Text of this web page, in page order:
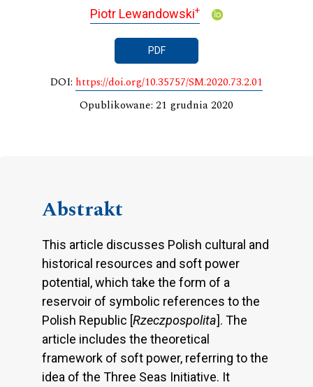
Piotr Lewandowski+
PDF
DOI: https://doi.org/10.35757/SM.2020.73.2.01
Opublikowane: 21 grudnia 2020
Abstrakt
This article discusses Polish cultural and
historical resources and soft power
potential, which take the form of a
reservoir of symbolic references to the
Polish Republic [Rzeczpospolita]. The
article includes the theoretical
framework of soft power, referring to the
idea of the Three Seas Initiative. It